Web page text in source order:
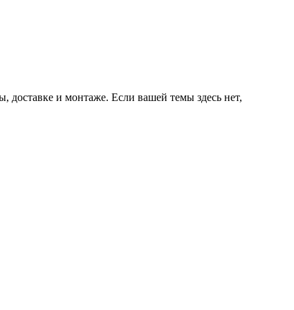
доставке и монтаже. Если вашей темы здесь нет,